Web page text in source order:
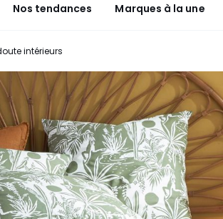
Nos tendances Marques à la une
intérieurs